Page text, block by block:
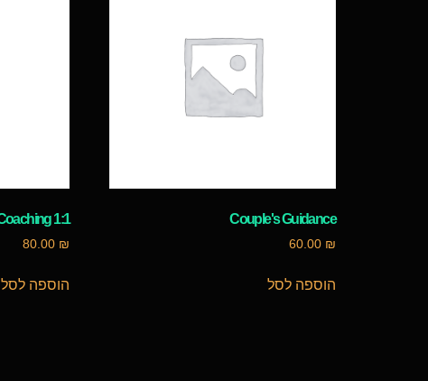
Couple's Guidance
60.00 ₪
הוספה לסל
1:1 Coaching
80.00 ₪
הוספה לסל